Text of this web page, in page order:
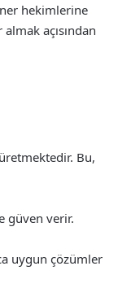
hekimlerine
açısından
Bu,
güven verir.
uygun çözümler